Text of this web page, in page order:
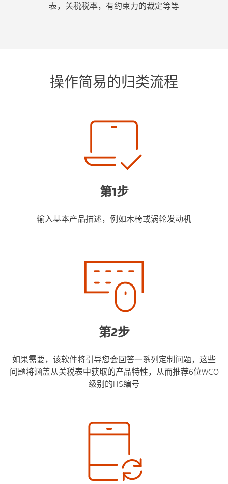
表，关税税率，有约束力的裁定等等
操作简易的归类流程
第1步
输入基本产品描述，例如木椅或涡轮发动机
第2步
如果需要，该软件将引导您会回答一系列定制问题，这些
问题将涵盖从关税表中获取的产品特性，从而推荐6位WCO
级别的HS编号